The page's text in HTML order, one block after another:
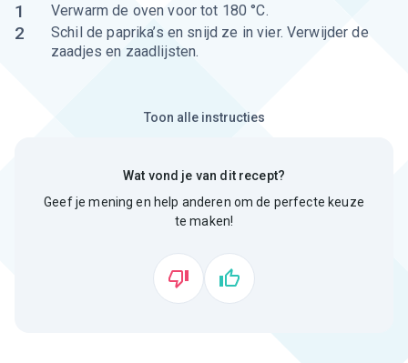
1 Verwarm de oven voor tot 180 °C.
2
Schil de paprika’s en snijd ze in vier. Verwijder de
zaadjes en zaadlijsten.
Toon alle instructies
Wat vond je van dit recept?
Geef je mening en help anderen om de perfecte keuze
te maken!